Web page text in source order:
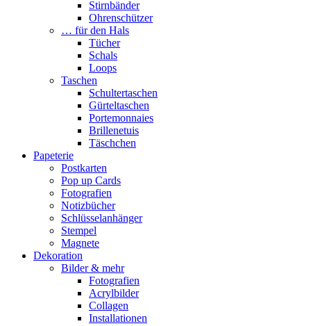
Stirnbänder
Ohrenschützer
… für den Hals
Tücher
Schals
Loops
Taschen
Schultertaschen
Gürteltaschen
Portemonnaies
Brillenetuis
Täschchen
Papeterie
Postkarten
Pop up Cards
Fotografien
Notizbücher
Schlüsselanhänger
Stempel
Magnete
Dekoration
Bilder & mehr
Fotografien
Acrylbilder
Collagen
Installationen